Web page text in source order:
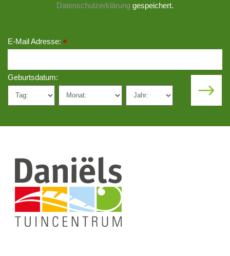
Datenschutzerklärung gespeichert.
E-Mail Adresse: *
Geburtsdatum: